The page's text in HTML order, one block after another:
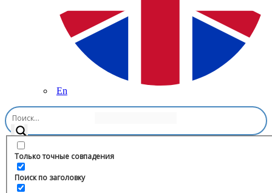
En
Только точные совпадения
Поиск по заголовку
Главная